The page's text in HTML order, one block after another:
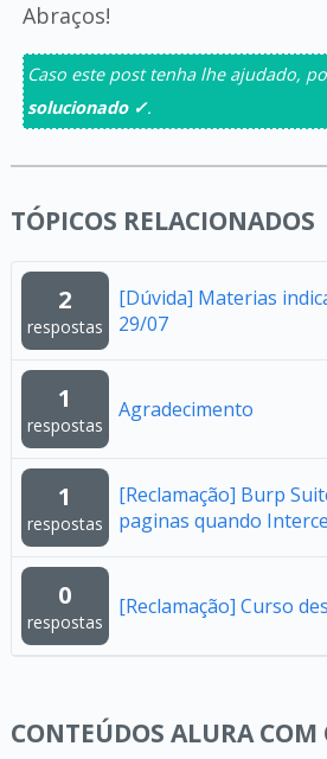
Abraços!
Caso este post tenha lhe ajudado,
solucionado ✓.
TÓPICOS RELACIONADOS
2
respostas
[Dúvida] Materias
29/07
1
respostas
Agradecimento
1
respostas
[Reclamação] Burp
paginas quando
0
respostas
[Reclamação] Curso
CONTEÚDOS ALURA COM